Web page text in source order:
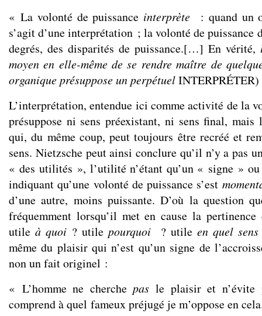
« La volonté de puissance interprète
: quand un
s’agit d’une interprétation ; la volonté de puissance
degrés, des disparités de puissance.[…] En vérité,
moyen en elle-même de se rendre maître de
organique présuppose un perpétuel
L’interprétation, entendue ici comme activité de la
présuppose ni sens préexistant, ni sens final, mais
qui, du même coup, peut toujours être recréé et
sens. Nietzsche peut ainsi conclure qu’il n’y a pas
« des utilités », l’utilité n’étant qu’un « signe »
indiquant qu’une volonté de puissance s’est
d’une autre, moins puissante. D’où la question
fréquemment lorsqu’il met en cause la
utile à quoi? utile pourquoi ? utileen quel sens
même du plaisir qui n’est qu’un signe de
non un fait originel :
« L’homme ne cherchepas le plaisir et
comprend à quel fameux préjugé je m’oppose en